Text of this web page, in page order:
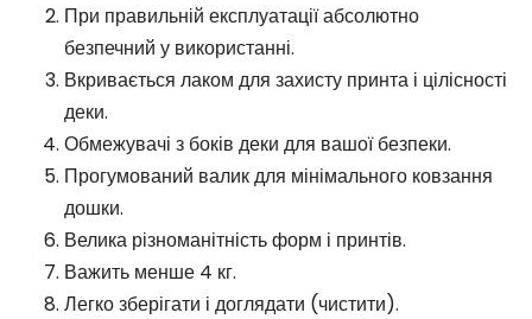
При правильній експлуатації абсолютно
безпечний у використанні.
Вкривається лаком для захисту принта і цілісності
деки.
Обмежувачі з боків деки для вашої безпеки.
Прогумований валик для мінімального ковзання
дошки.
Велика різноманітність форм і принтів.
Важить менше 4 кг.
Легко зберігати і доглядати (чистити).